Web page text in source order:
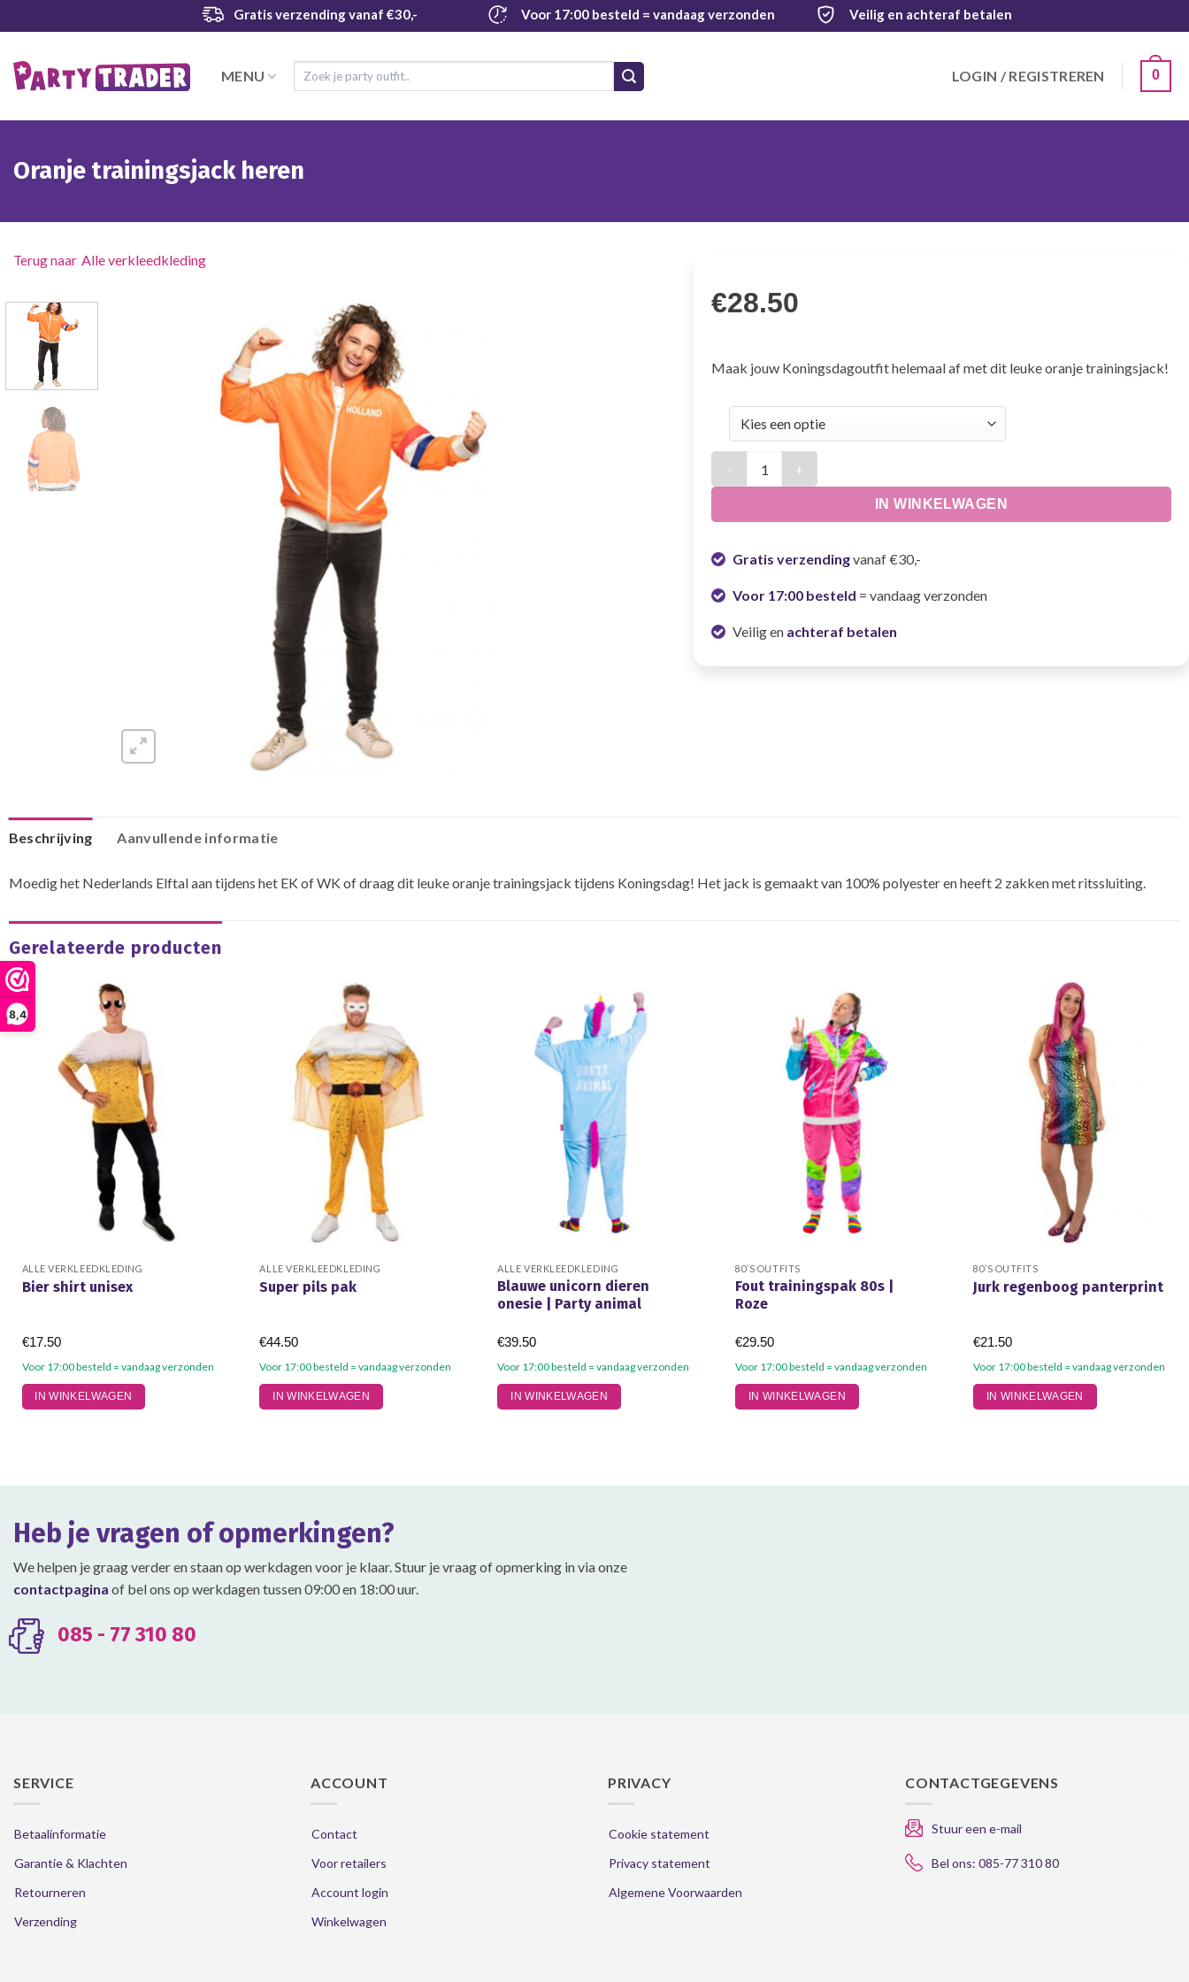
8,4
naar
Gratis verzendingvanaf €30,- Voor 17:00 besteld = vandaag verzonden Veilig en achteraf betalen
MENU
Zoeken
LOGIN / REGISTREREN 0
Oranje trainingsjack heren
Alle verkleedkleding
€28.50
Maak jouw Koningsdagoutfit helemaal af met dit leuke oranje trainingsjack!
IN WINKELWAGEN
Gratis verzendingvanaf €30,-
Voor 17:00 besteld = vandaag verzonden
Veilig en achteraf betalen
Beschrijving Aanvullende informatie
Moedig het Nederlands Elftal aan tijdens het EK of WK of draag dit leuke oranje trainingsjack tijdens Koningsdag! Het jack is gemaakt van 100% polyester en heeft 2 zakken met ritssluiting.
Gerelateerde producten
ALLE VERKLEEDKLEDING
Bier shirt unisex
Voor 17:00 besteld = vandaag verzonden
€17.50
IN WINKELWAGEN
Dit
product
Deze
kan
gekozen
worden
op
productpagina
ALLE VERKLEEDKLEDING
Super pils pak
Voor 17:00 besteld = vandaag verzonden
€44.50
IN WINKELWAGEN
Dit
product
Deze
kan
gekozen
worden
op
ALLE VERKLEEDKLEDING
Blauwe unicorn dieren
onesie | Party animal
Voor 17:00 besteld = vandaag verzonden
€39.50
IN WINKELWAGEN
Dit
product
Deze
worden
80’S OUTFITS
Fout trainingspak 80s |
Roze
Voor 17:00 besteld = vandaag verzonden
€29.50
IN WINKELWAGEN
Dit
product
Deze
80’S OUTFITS
Jurk regenboog panterprint
Voor 17:00 besteld = vandaag verzonden
€21.50
IN WINKELWAGEN
Dit
product
Deze
Heb je vragen of opmerkingen?
We helpen je graag verder en staan op werkdagen voor je klaar. Stuur je vraag of opmerking in via onze
contactpagina of bel ons op werkdagen tussen 09:00 en 18:00 uur.
085 - 77 310 80
SERVICE
Betaalinformatie
Garantie & Klachten
Retourneren
Verzending
ACCOUNT
Contact
Voor retailers
Account login
Winkelwagen
PRIVACY
Cookie statement
Privacy statement
Algemene Voorwaarden
CONTACTGEGEVENS
Stuur een e-mail
Bel ons: 085-77 310 80